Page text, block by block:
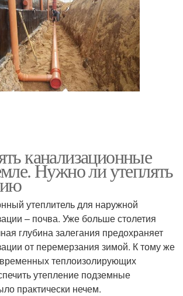
канализационные
Нужно ли утеплять
утеплитель для наружной
– почва. Уже больше столетия
глубина залегания предохраняет
от перемерзания зимой. К тому же
теплоизолирующих
утепление подземные
практически нечем.